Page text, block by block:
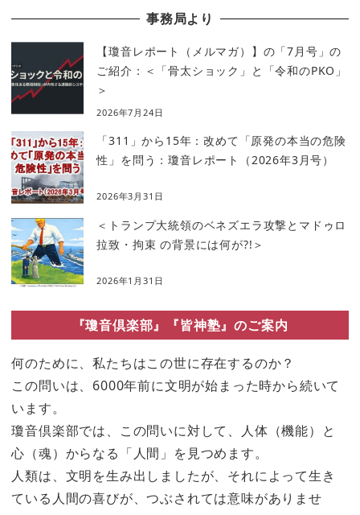
事務局より
【瓊音レポート（メルマガ）】の「7月号」の
ご紹介：＜「骨太ショック」と「令和のPKO」
＞
2026年7月24日
「311」から15年：改めて「原発の本当の危険
性」を問う：瓊音レポート（2026年3月号）
2026年3月31日
＜トランプ大統領のベネズエラ攻撃とマドゥロ
拉致・拘束 の背景には何が?!＞
2026年1月31日
『瓊音倶楽部』『皆神塾』のご案内
何のために、私たちはこの世に存在するのか？
この問いは、6000年前に文明が始まった時から続いて
います。
瓊音倶楽部では、この問いに対して、人体（機能）と
心（魂）からなる「人間」を見つめます。
人類は、文明を生み出しましたが、それによって生き
ている人間の喜びが、つぶされては意味がありませ